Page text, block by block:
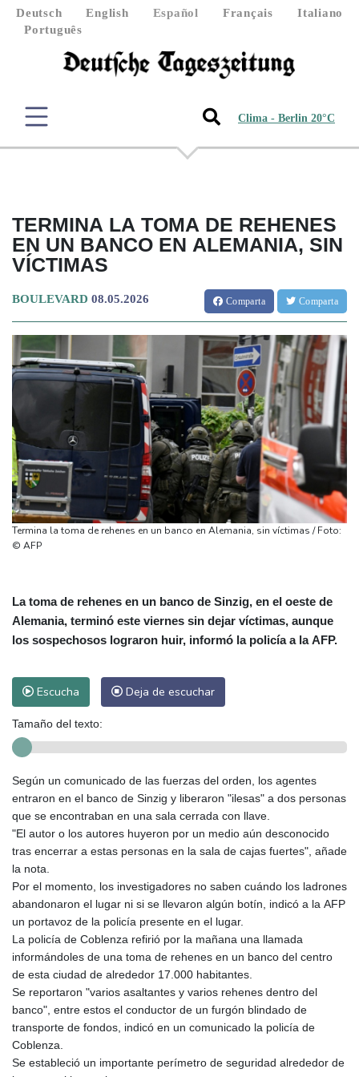
Deutsch English Español Français
Italiano
Português
Clima - Berlin 20°C
TERMINA LA TOMA DE REHENES
EN UN BANCO EN ALEMANIA, SIN
VÍCTIMAS
BOULEVARD 08.05.2026 Comparta Comparta
Termina la toma de rehenes en un banco en Alemania, sin víctimas / Foto:
© AFP
La toma de rehenes en un banco de Sinzig, en el oeste de
Alemania, terminó este viernes sin dejar víctimas, aunque
los sospechosos lograron huir, informó la policía a la AFP.
Escucha Deja de escuchar
Tamaño del texto:
Según un comunicado de las fuerzas del orden, los agentes
entraron en el banco de Sinzig y liberaron "ilesas" a dos personas
que se encontraban en una sala cerrada con llave.
"El autor o los autores huyeron por un medio aún desconocido
tras encerrar a estas personas en la sala de cajas fuertes", añade
la nota.
Por el momento, los investigadores no saben cuándo los ladrones
abandonaron el lugar ni si se llevaron algún botín, indicó a la AFP
un portavoz de la policía presente en el lugar.
La policía de Coblenza refirió por la mañana una llamada
informándoles de una toma de rehenes en un banco del centro
de esta ciudad de alrededor 17.000 habitantes.
Se reportaron "varios asaltantes y varios rehenes dentro del
banco", entre estos el conductor de un furgón blindado de
transporte de fondos, indicó en un comunicado la policía de
Coblenza.
Se estableció un importante perímetro de seguridad alrededor de